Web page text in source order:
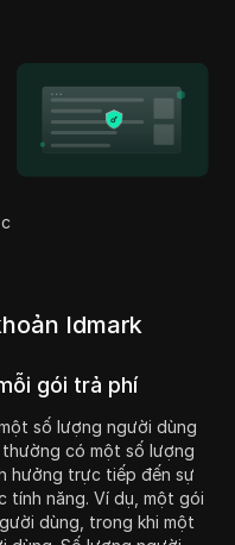
Idmark
gói trả phí
số lượng người dùng
có một số lượng
hưởng trực tiếp đến sự
tính năng. Ví dụ, một gói
dùng, trong khi một